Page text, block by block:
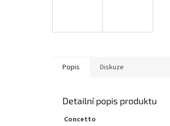
Popis Diskuze
Detailní popis produktu
Concetto